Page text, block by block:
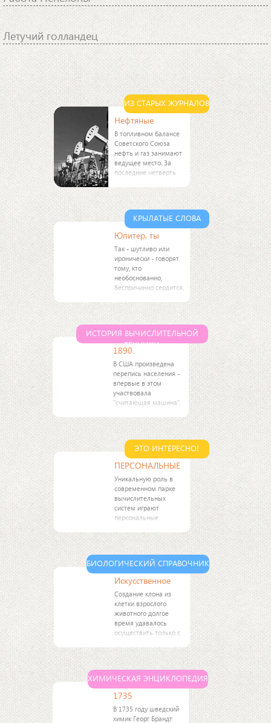
Летучий голландец
ИЗ СТАРЫХ ЖУРНАЛОВ
Нефтяные
В топливном балансе
Советского Союза
нефть и газ занимают
ведущее место. За
последние четверть
чем в 10 раз.
Произошло это в
основном благодаря
открытию новых
КРЫЛАТЫЕ СЛОВА
Юпитер, ты
Так - шутливо или
иронически - говорят
тому, кто
необоснованно,
беспричинно сердится,
никаким другим
способом доказать
свою правоту. Это
выражение восходит к
произведению
ИСТОРИЯ ВЫЧИСЛИТЕЛЬНОЙ
ТЕХНИКИ
1890
В США произведена
перепись населения -
впервые в этом
участвовала
"считающая машина",
Холлеритом.
ЭТО ИНТЕРЕСНО!
ПЕРСОНАЛЬНЫЕ
Уникальную роль в
современном парке
вычислительных
систем играют
персональные
которые в Советском
Союзе назывались
ПЭВМ - персональные
электронные
вычислительные
машины. Первым
БИОЛОГИЧЕСКИЙ СПРАВОЧНИК
Искусственное
Создание клона из
клетки взрослого
животного долгое
время удавалось
осуществить только с
позвоночными, в
частности, лягушками.
В отношении
млекопитающих
клонирование
считалось
невозможным
ХИМИЧЕСКАЯ ЭНЦИКЛОПЕДИЯ
1735
В 1735 году шведский
химик Георг Брандт